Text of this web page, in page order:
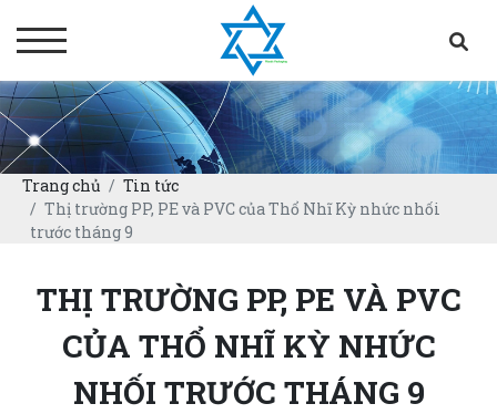
Trang chủ
Tin tức
Thị trường PP, PE và PVC của Thổ Nhĩ Kỳ nhức nhối
trước tháng 9
THỊ TRƯỜNG PP, PE VÀ PVC
CỦA THỔ NHĨ KỲ NHỨC
NHỐI TRƯỚC THÁNG 9